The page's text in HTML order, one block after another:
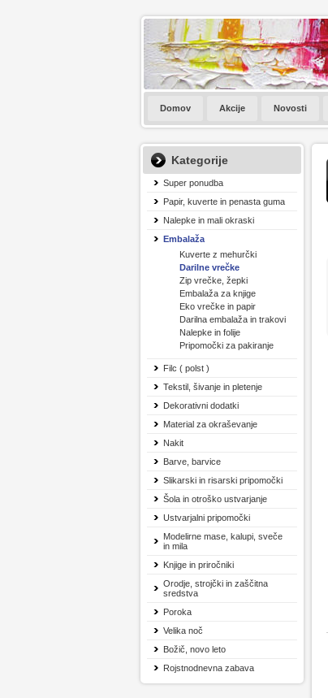
Domov Akcije Novosti
Kategorije
Super ponudba
Papir, kuverte in penasta guma
Nalepke in mali okraski
Embalaža
Kuverte z mehurčki
Darilne vrečke
Zip vrečke, žepki
Embalaža za knjige
Eko vrečke in papir
Darilna embalaža in trakovi
Nalepke in folije
Pripomočki za pakiranje
Filc ( polst )
Tekstil, šivanje in pletenje
Dekorativni dodatki
Material za okraševanje
Nakit
Barve, barvice
Slikarski in risarski pripomočki
Šola in otroško ustvarjanje
Ustvarjalni pripomočki
Modelirne mase, kalupi, sveče
in mila
Knjige in priročniki
Orodje, strojčki in zaščitna
sredstva
Poroka
Velika noč
Božič, novo leto
Rojstnodnevna zabava